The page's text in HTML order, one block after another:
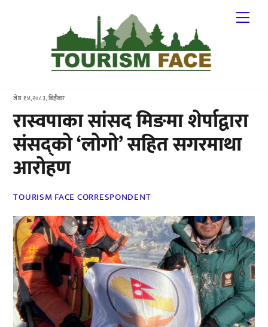
जेष्ठ १४,२०८३, बिहीबार
रास्वपाका सांसद मिङमा शेर्पाद्वारा
संसद्को ‘लोगो’ सहित सगरमाथा
आरोहण
TOURISM FACE CORRESPONDENT